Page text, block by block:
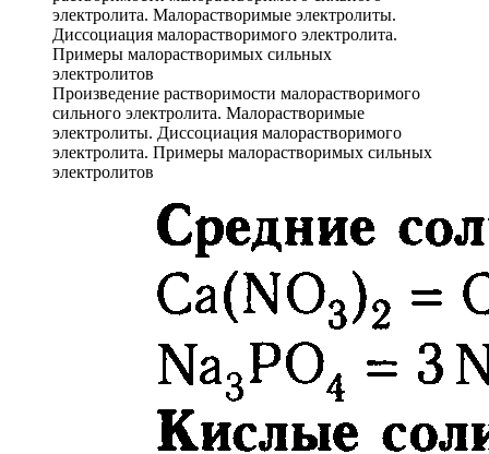
Произведение растворимости малорастворимого
сильного электролита. Малорастворимые
электролиты. Диссоциация малорастворимого
электролита. Примеры малорастворимых сильных
электролитов